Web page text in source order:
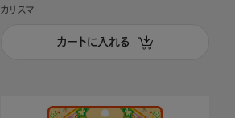
カリスマ
カートに入れる